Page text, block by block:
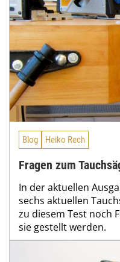
Blog Heiko Rech
Fragen zum
In der aktuellen
sechs aktuellen
zu diesem Test noch
sie gestellt werden.